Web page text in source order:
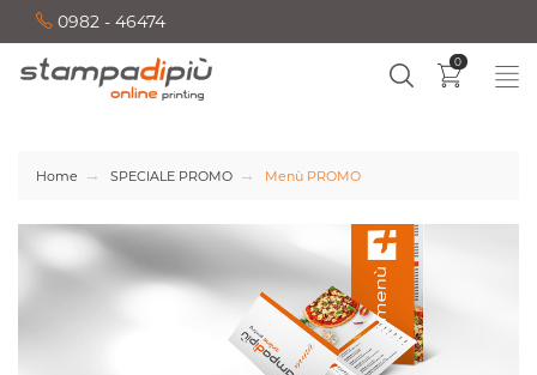
0982 - 46474
0
Home SPECIALE PROMO Menù PROMO